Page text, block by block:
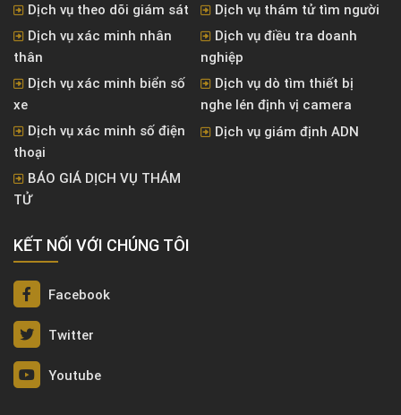
Dịch vụ theo dõi giám sát
Dịch vụ thám tử tìm người
Dịch vụ xác minh nhân
thân
Dịch vụ điều tra doanh
nghiệp
Dịch vụ xác minh biển số
xe
Dịch vụ dò tìm thiết bị
nghe lén định vị camera
Dịch vụ xác minh số điện
thoại
Dịch vụ giám định ADN
BÁO GIÁ DỊCH VỤ THÁM
TỬ
KẾT NỐI VỚI CHÚNG TÔI
Facebook
Twitter
Youtube